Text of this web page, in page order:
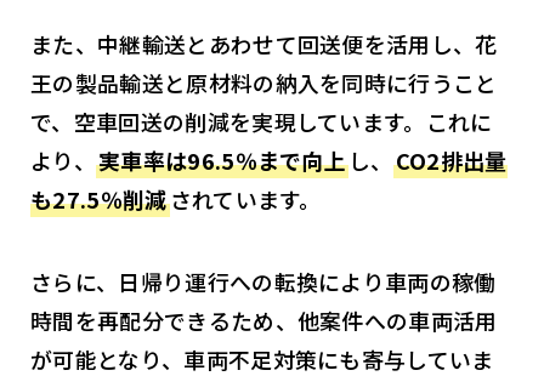
また、中継輸送とあわせて回送便を活用し、花
王の製品輸送と原材料の納入を同時に行うこと
で、空車回送の削減を実現しています。これに
より、 実車率は96.5％まで向上 し、 CO2排出量
も27.5％削減されています。
さらに、日帰り運行への転換により車両の稼働
時間を再配分できるため、他案件への車両活用
が可能となり、車両不足対策にも寄与していま